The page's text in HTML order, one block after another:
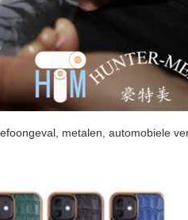
metalen, automobiele